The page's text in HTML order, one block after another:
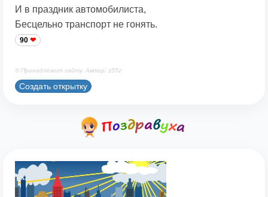
И в праздник автомобилиста,
Бесцельно транспорт не гонять.
90
© Принадлежит сайту. Автор: z55z
Создать открытку